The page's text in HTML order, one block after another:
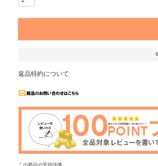
返品特約について